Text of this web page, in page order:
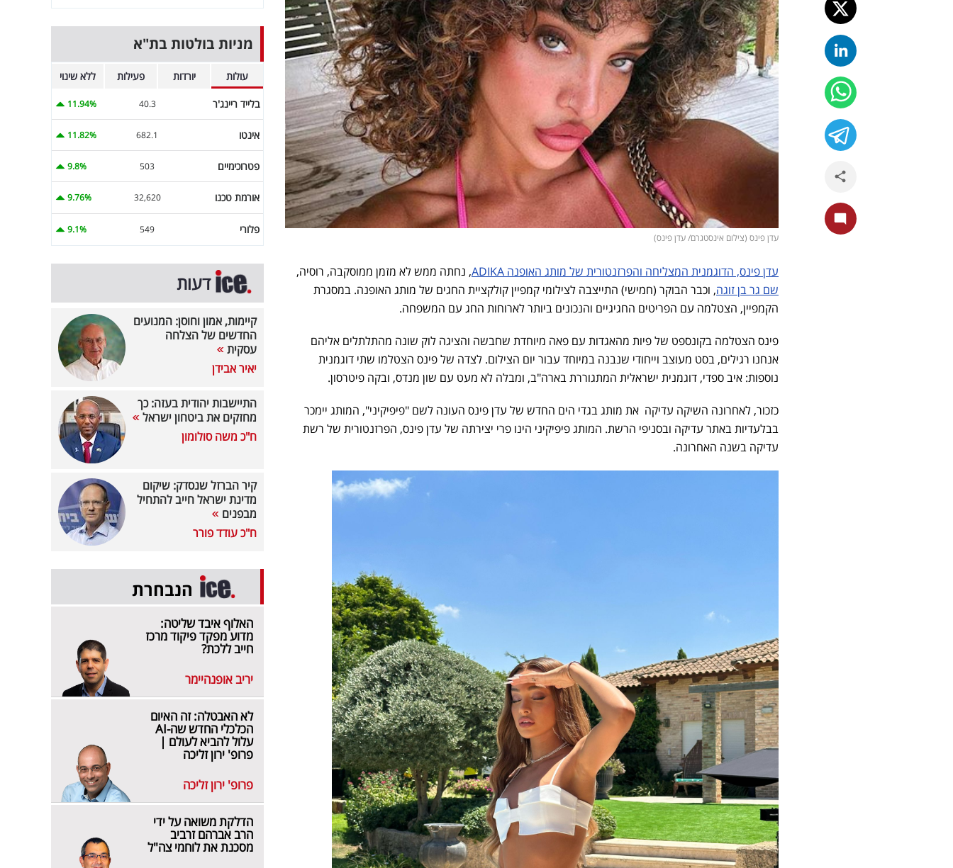
עדן פינס (צילום אינסטגרם/ עדן פינס)
עדן פינס, הדוגמנית המצליחה והפרזנטורית של מותג האופנה ADIKA
, נחתה ממש לא מזמן ממוסקבה, רוסיה,
שם גר בן זוגה, וכבר הבוקר (חמישי) התייצבה לצילומי קמפיין קולקציית החגים של מותג האופנה. במסגרת
הקמפיין, הצטלמה עם הפריטים החגיגיים והנכונים ביותר לארוחות החג עם המשפחה.
פינס הצטלמה בקונספט של פיות מהאגדות עם פאה מיוחדת שחבשה והציגה לוק שונה מהתלתלים אליהם
אנחנו רגילים, בסט מעוצב וייחודי שנבנה במיוחד עבור יום הצילום. לצדה של פינס הצטלמו שתי דוגמנית
נוספות: איב ספדי, דוגמנית ישראלית המתגוררת בארה"ב, ומבלה לא מעט עם שון מנדס, ובקה פיטרסון.
כזכור, לאחרונה השיקה עדיקה את מותג בגדי הים החדש של עדן פינס העונה לשם "פיפיקיני", המותג יימכר
בבלעדיות באתר עדיקה ובסניפי הרשת. המותג פיפיקיני הינו פרי יצירתה של עדן פינס, הפרזנטורית של רשת
עדיקה בשנה האחרונה.
מניות בולטות בת"א
עולות יורדות פעילות ללא שינוי
בלייד ריינג'ר 40.3
11.94%
אינטו 682.1
11.82%
פטרוכימיים 503
9.8%
אורמת טכנו 32,620
9.76%
פלורי 549
9.1%
דעות
קיימות, אמון וחוסן: המנועים
החדשים של הצלחה
עסקית
יאיר אבידן
התיישבות יהודית בעזה: כך
מחזקים את ביטחון ישראל
ח"כ משה סולומון
קיר הברזל שנסדק: שיקום
מדינת ישראל חייב להתחיל
מבפנים
ח"כ עודד פורר
הנבחרת
האלוף איבד שליטה:
מדוע מפקד פיקוד מרכז
חייב ללכת?
יריב אופנהיימר
לא האבטלה: זה האיום
הכלכלי החדש שה-AI
עלול להביא לעולם |
פרופ' ירון זליכה
פרופ' ירון זליכה
הדלקת משואה על ידי
הרב אברהם זרביב
מסכנת את לוחמי צה"ל